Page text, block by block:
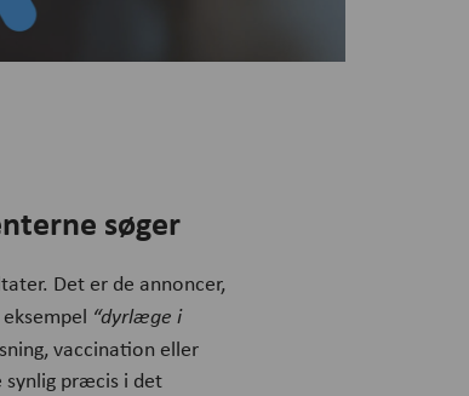
søger
Det er de annoncer,
“dyrlæge i
vaccination eller
synlig præcis i det